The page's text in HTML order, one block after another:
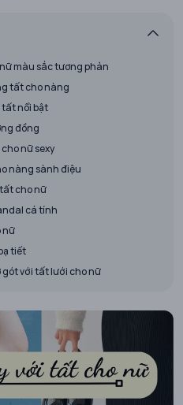
màu sắc tương phản
tất cho nàng
tất nổi bật
đồng
nữ sexy
nàng sành điệu
cho nữ
cá tính
nữ
tiết
gót với tất lưới cho nữ